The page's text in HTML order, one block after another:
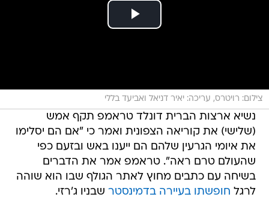
צילום: רויטרס, עריכה: יאיר דניאל ואביעד בללי
נשיא ארצות הברית דונלד טראמפ תקף אמש
(שלישי) את קוריאה הצפונית ואמר כי "אם הם יסלימו
את איומי הגרעין שלהם הם ייענו באש ובזעם כפי
שהעולם טרם ראה". טראמפ אמר את הדברים
בשיחה עם כתבים מחוץ לאתר הגולף שבו הוא שוהה
לרגל חופשתו בעיירה בדמינסטר שבניו ג'רזי.